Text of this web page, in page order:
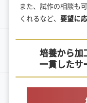
また、試作の相談も
くれるなど、 要望に
培養から加
一貫したサ